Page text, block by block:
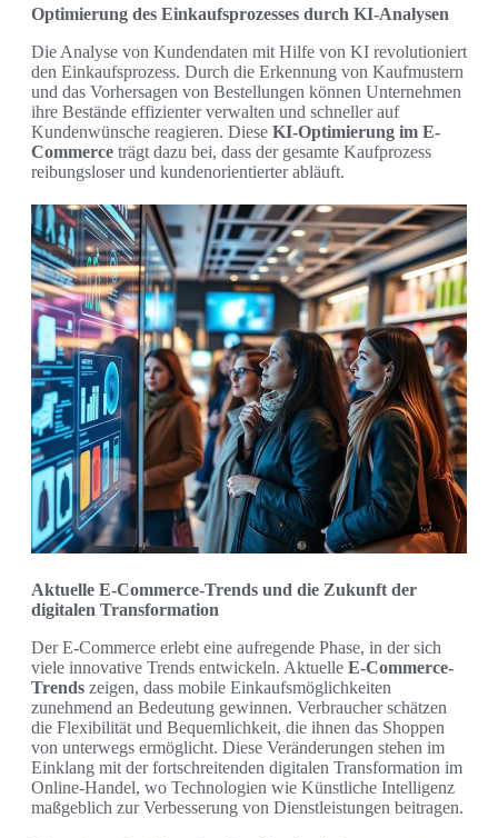
Optimierung des Einkaufsprozesses durch KI-Analysen
Die Analyse von Kundendaten mit Hilfe von KI revolutioniert
den Einkaufsprozess. Durch die Erkennung von Kaufmustern
und das Vorhersagen von Bestellungen können Unternehmen
ihre Bestände effizienter verwalten und schneller auf
Kundenwünsche reagieren. Diese KI-Optimierung im E-
Commerce trägt dazu bei, dass der gesamte Kaufprozess
reibungsloser und kundenorientierter abläuft.
Aktuelle E-Commerce-Trends und die Zukunft der
digitalen Transformation
Der E-Commerce erlebt eine aufregende Phase, in der sich
viele innovative Trends entwickeln. Aktuelle E-Commerce-
Trends zeigen, dass mobile Einkaufsmöglichkeiten
zunehmend an Bedeutung gewinnen. Verbraucher schätzen
die Flexibilität und Bequemlichkeit, die ihnen das Shoppen
von unterwegs ermöglicht. Diese Veränderungen stehen im
Einklang mit der fortschreitenden digitalen Transformation im
Online-Handel, wo Technologien wie Künstliche Intelligenz
maßgeblich zur Verbesserung von Dienstleistungen beitragen.